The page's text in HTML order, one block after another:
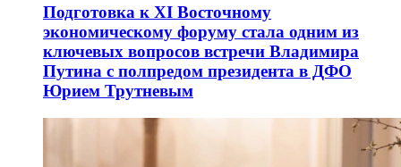
Подготовка к XI Восточному
экономическому форуму стала одним из
ключевых вопросов встречи Владимира
Путина с полпредом президента в ДФО
Юрием Трутневым